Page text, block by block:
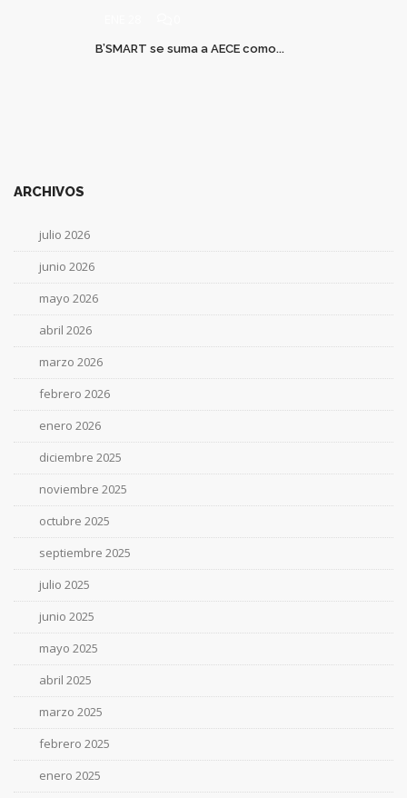
B’SMART se suma a AECE como...
ARCHIVOS
julio 2026
junio 2026
mayo 2026
abril 2026
marzo 2026
febrero 2026
enero 2026
diciembre 2025
noviembre 2025
octubre 2025
septiembre 2025
julio 2025
junio 2025
mayo 2025
abril 2025
marzo 2025
febrero 2025
enero 2025